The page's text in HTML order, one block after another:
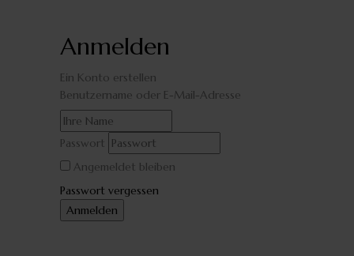
Anmelden
Ein Konto erstellen
Benutzername oder E-Mail-Adresse
Passwort
Angemeldet bleiben
Passwort vergessen